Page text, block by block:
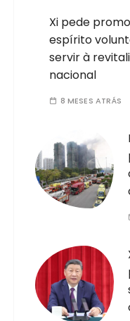
Xi pede
espírito
servir à
nacional
8 MESES ATRÁS